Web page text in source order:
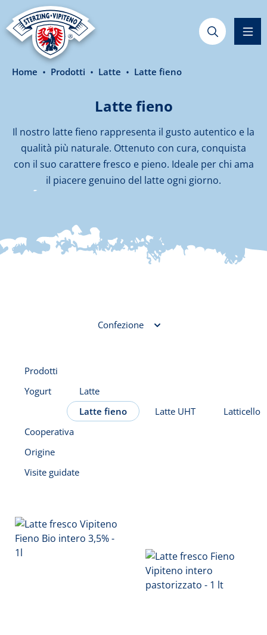
principale
Home Prodotti Latte Latte fieno
Latte fieno
Il nostro latte fieno rappresenta il gusto autentico e la
qualità più naturale. Ottenuto con cura, conquista
con il suo carattere fresco e pieno. Ideale per chi ama
il piacere genuino del latte ogni giorno.
Confezione
Prodotti
Yogurt
Latte
Latte fieno
Latte UHT
Latticello
Cooperativa
Origine
Visite guidate